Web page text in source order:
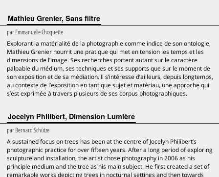
Mathieu Grenier, Sans filtre
parEmmanuelle Choquette
Explorant la matérialité de la photographie comme indice de son ontologie,
Mathieu Grenier nourrit une pratique qui met en tension les temps et les
dimensions de l’image. Ses recherches portent autant sur le caractère
palpable du médium, ses techniques et ses supports que sur le moment de
son exposition et de sa médiation. Il s’intéresse d’ailleurs, depuis longtemps,
au contexte de l’exposition en tant que sujet et matériau, une approche qui
s’est exprimée à travers plusieurs de ses corpus photographiques.
Jocelyn Philibert, Dimension Lumière
parBernard Schütze
A sustained focus on trees has been at the centre of Jocelyn Philibert’s
photographic practice for over fifteen years. After a long period of exploring
sculpture and installation, the artist chose photography in 2006 as his
principle medium and the tree as his main subject. He first created a set of
remarkable works depicting trees in nocturnal settings and then towards